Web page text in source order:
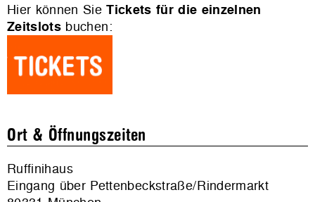
Hier können SieTickets für die einzelnen
Zeitslots buchen:
Ort & Öffnungszeiten
Ruffinihaus
Eingang über Pettenbeckstraße/Rindermarkt